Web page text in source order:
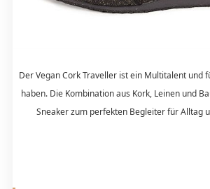
Der Vegan Cork Traveller ist ein Multitalent und
haben. Die Kombination aus Kork, Leinen und
Sneaker zum perfekten Begleiter für Alltag